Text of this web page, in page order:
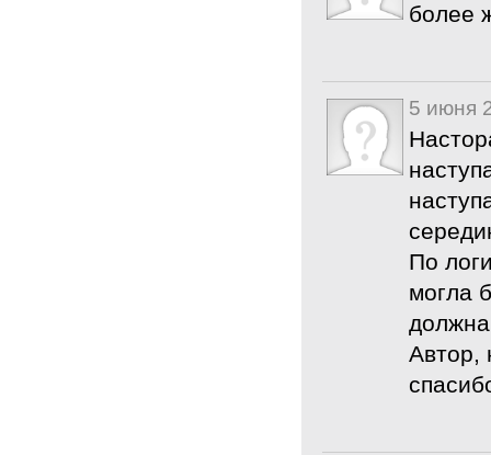
более
5 июня
По
могла
Автор,